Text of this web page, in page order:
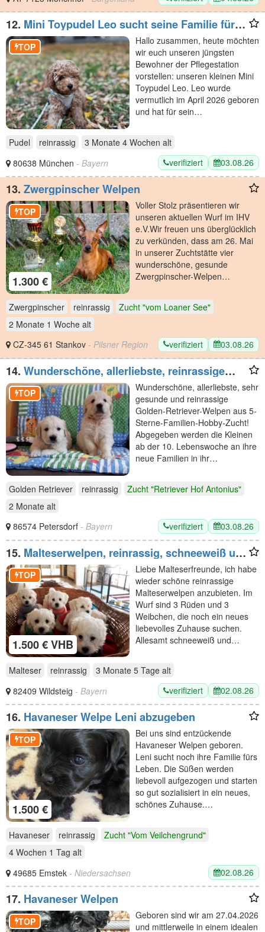
12. Mini Toypudel Leo sucht seine Familie fürs
Leben
TOP
Hallo zusammen, heute möchten
wir euch unseren jüngsten
Bewohner der Pflegestation
vorstellen: unseren kleinen Mini
Toypudel Leo. Leo wurde
vermutlich im April 2026 geboren
und hat für sein…
Pudel reinrassig 3 Monate 4 Wochen alt
80638 München - Bayern verifiziert 03.08.26
13. Zwergpinscher Welpen
1.300 €
TOP
​Voller Stolz präsentieren wir
unseren aktuellen Wurf im IHV
e.V. ​Wir freuen uns überglücklich
zu verkünden, dass am 26. Mai
in unserer Zuchtstätte vier
wunderschöne, gesunde
Zwergpinscher-Welpen…
Zwergpinscher reinrassig
Zucht "vom Loaner See"
2 Monate 1 Woche alt
CZ-345 61 Stankov - Pilsner Region verifiziert 03.08.26
14. Wunderschöne, allerliebste, reinrassige
Golden Retriever
TOP
Wunderschöne, allerliebste, sehr
gesunde und reinrassige
Golden-Retriever-Welpen aus 5-
Sterne-Familien-Hobby-Zucht!
Abgegeben werden die Kleinen
ab der 10. Lebenswoche an ihre
neue Familien in ihr…
Golden Retriever reinrassig
Zucht "Retriever Hof Antonius"
2 Monate alt
86574 Petersdorf - Bayern verifiziert 03.08.26
15. Malteserwelpen, reinrassig, schneeweiß und
zuckersüß
1.500 € VHB
TOP
Liebe Malteserfreunde, ich habe
wieder schöne reinrassige
Malteserwelpen anzubieten. Im
Wurf sind 3 Rüden und 3
Weibchen, die noch ein neues
liebevolles Zuhause suchen.
Allesamt schneeweiß und…
Malteser reinrassig 3 Monate 5 Tage alt
82409 Wildsteig - Bayern verifiziert 02.08.26
16. Havaneser Welpe Leni abzugeben
1.500 €
TOP
Bei uns sind entzückende
Havaneser Welpen geboren.
Leni sucht noch ihre Familie fürs
Leben. Die Süßen werden
liebevoll aufgezogen und starten
so gut sozialisiert in ein neues,
schönes Zuhause.…
Havaneser reinrassig
Zucht "Vom Veilchengrund"
4 Wochen 1 Tag alt
49685 Emstek - Niedersachsen 02.08.26
17. Havaneser Welpen
TOP
Geboren sind wir am 27.04.2026
und mittlerweile in einem idealen